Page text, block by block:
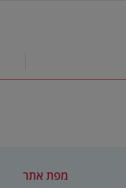
מפת אתר